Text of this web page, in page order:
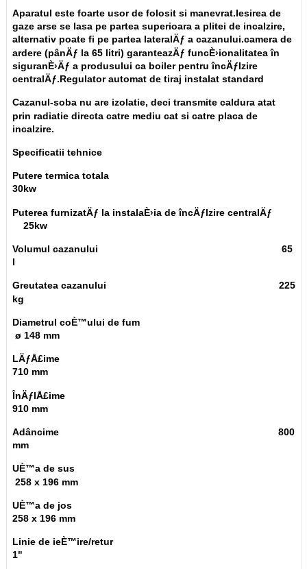
Aparatul este foarte usor de folosit si manevrat.Iesirea de
gaze arse se lasa pe partea superioara a plitei de incalzire,
alternativ poate fi pe partea lateralÄƒ a cazanului.camera de
ardere (pânÄƒ la 65 litri) garanteazÄƒ funcÈ›ionalitatea în
siguranÈ›Äƒ a produsului ca boiler pentru încÄƒlzire
centralÄƒ.Regulator automat de tiraj instalat standard
Cazanul-soba nu are izolatie, deci transmite caldura atat
prin radiatie directa catre mediu cat si catre placa de
incalzire.
Specificatii tehnice
Putere termica totala
30kw
Puterea furnizatÄƒ la instalaÈ›ia de încÄƒlzire centralÄƒ
25kw
Volumul cazanului 65
l
Greutatea cazanului 225
kg
Diametrul coÈ™ului de fum
ø 148 mm
LÄƒÅ£ime
710 mm
ÎnÄƒlÅ£ime
910 mm
Adâncime 800
mm
UÈ™a de sus
258 x 196 mm
UÈ™a de jos
258 x 196 mm
Linie de ieÈ™ire/retur
1"